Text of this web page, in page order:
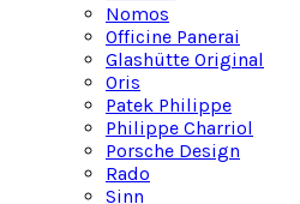
Nomos
Officine Panerai
Glashütte Original
Oris
Patek Philippe
Philippe Charriol
Porsche Design
Rado
Sinn